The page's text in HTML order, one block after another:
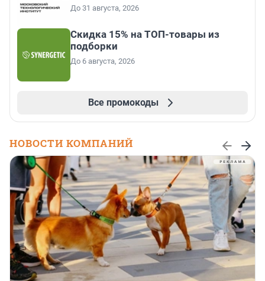
До 31 августа, 2026
Скидка 15% на ТОП-товары из
подборки
До 6 августа, 2026
Все промокоды
НОВОСТИ КОМПАНИЙ